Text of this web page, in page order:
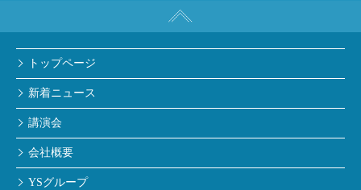
トップページ
新着ニュース
講演会
会社概要
YSグループ